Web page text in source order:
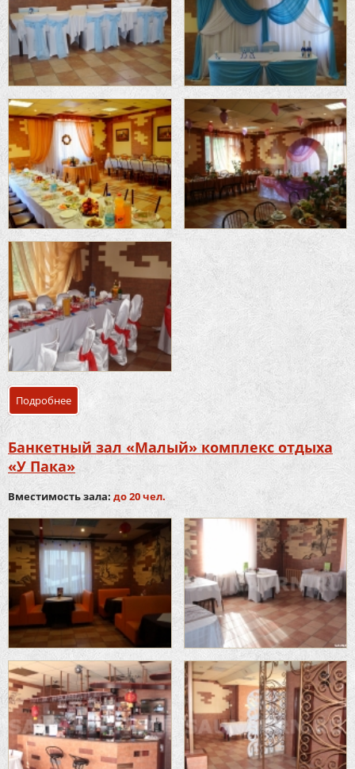
Подробнее о Банкетный зал «Большой» комплекс отдыха «У Пака»
Банкетный зал «Малый» комплекс отдыха
«У Пака»
Вместимость зала: до 20 чел.